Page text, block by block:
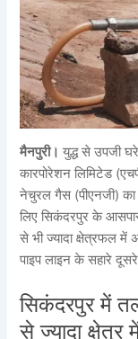
मैनपुरी। युद्ध से उपजी
कारपोरेशन लिमिटेड
नेचुरल गैस (पीएनजी)
लिए सिकंदरपुर के
से भी ज्यादा क्षेत्रफल में
पाइप लाइन के सहारे
सिकंदरपुर में
से ज्यादा क्षेत्र